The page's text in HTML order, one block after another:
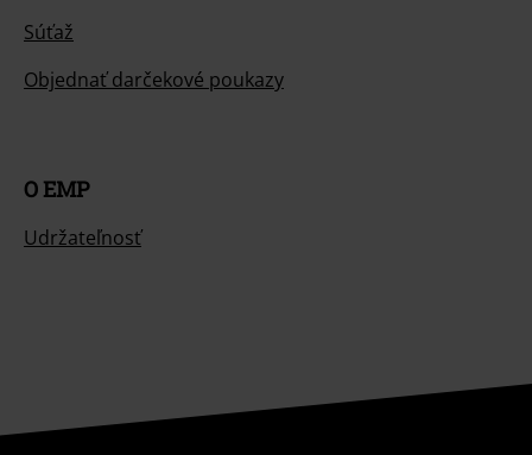
Súťaž
Objednať darčekové poukazy
O EMP
Udržateľnosť